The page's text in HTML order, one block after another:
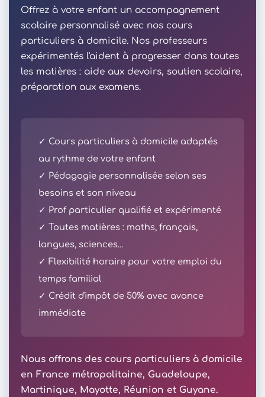
Offrez à votre enfant un accompagnement
scolaire personnalisé avec nos cours
particuliers à domicile. Nos professeurs
expérimentés l'aident à progresser dans toutes
les matières : aide aux devoirs, soutien scolaire,
préparation aux examens.
✓ Cours particuliers à domicile adaptés
au rythme de votre enfant
✓ Pédagogie personnalisée selon ses
besoins et son niveau
✓ Prof particulier qualifié et expérimenté
✓ Toutes matières : maths, français,
langues, sciences...
✓ Flexibilité horaire pour votre emploi du
temps familial
✓ Crédit d'impôt de 50% avec avance
immédiate
Nous offrons des cours particuliers à domicile
en France métropolitaine, Guadeloupe,
Martinique, Mayotte, Réunion et Guyane.